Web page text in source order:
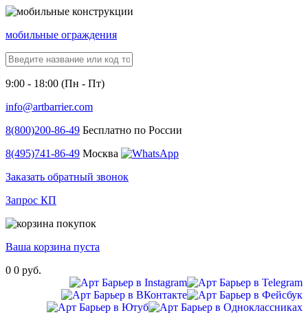
мобильные ограждения
9:00 - 18:00 (Пн - Пт)
info@artbarrier.com
8(800)200-86-49 Бесплатно по России
8(495)741-86-49 Москва
Заказать обратный звонок
Запрос КП
Ваша корзина пуста
0 0 руб.